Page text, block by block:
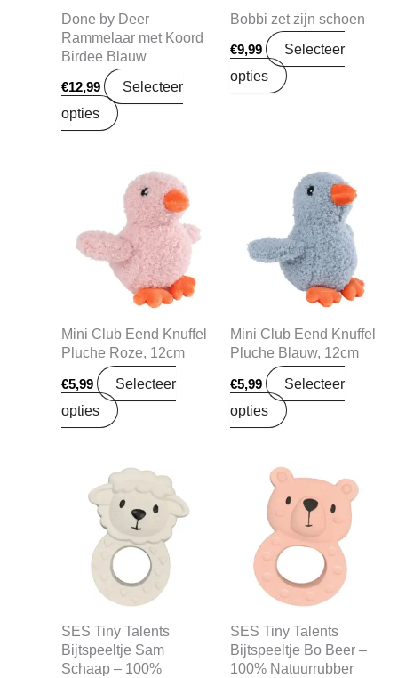
Done by Deer
Rammelaar met Koord
Birdee Blauw
€12,99
Selecteer
opties
Bobbi zet zijn schoen
€9,99
Selecteer
opties
Mini Club Eend Knuffel
Pluche Roze, 12cm
€5,99
Selecteer
opties
Mini Club Eend Knuffel
Pluche Blauw, 12cm
€5,99
Selecteer
opties
SES Tiny Talents
Bijtspeeltje Sam
Schaap – 100%
SES Tiny Talents
Bijtspeeltje Bo Beer –
100% Natuurrubber